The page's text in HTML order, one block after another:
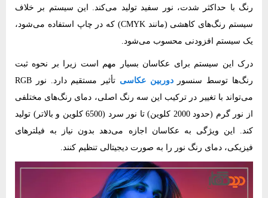
رنگ با حداکثر شدت، نور سفید تولید می‌کند. این سیستم بر خلاف
سیستم رنگ‌های کاهشی (مانند CMYK) که در چاپ استفاده می‌شود،
یک سیستم افزودنی محسوب می‌شود.
درک این سیستم برای عکاسان بسیار مهم است زیرا بر نحوه ثبت
رنگ‌ها توسط سنسوردوربین عکاسی
تأثیر مستقیم دارد. نور RGB
می‌تواند با تغییر در ترکیب این سه رنگ اصلی، دمای رنگ‌های مختلفی
از نور گرم (حدود 2000 کلوین) تا نور سرد (6500 کلوین و بالاتر) تولید
کند. این ویژگی به عکاسان اجازه می‌دهد بدون نیاز به فیلترهای
فیزیکی، دمای رنگ نور را به صورت دیجیتالی تنظیم کنند.